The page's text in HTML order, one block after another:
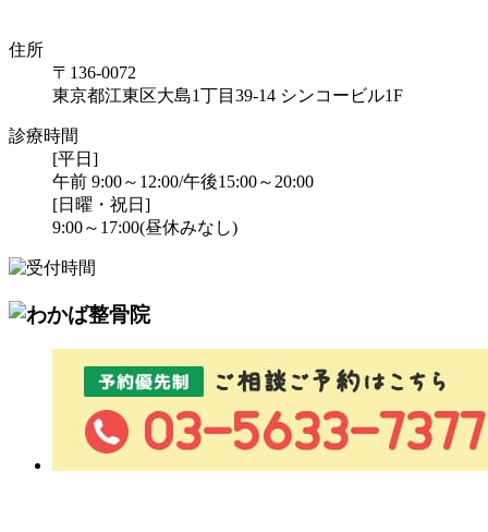
住所
〒136-0072
東京都江東区大島1丁目39-14 シンコービル1F
診療時間
[平日]
午前 9:00～12:00/午後15:00～20:00
[日曜・祝日]
9:00～17:00(昼休みなし)